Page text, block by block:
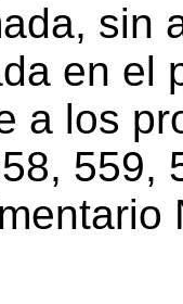
sin
en el
a los
559,